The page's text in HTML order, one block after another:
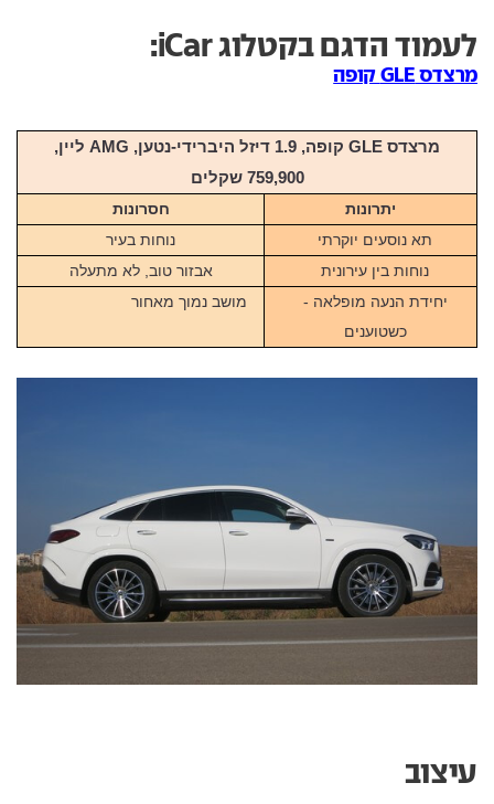
לעמוד הדגם בקטלוג iCar:
מרצדס GLE קופה
מרצדס GLE קופה, 1.9 דיזל היברידי-נטען, AMG ליין,
759,900 שקלים
יתרונות
חסרונות
תא נוסעים יוקרתי
נוחות בעיר
נוחות בין עירונית
אבזור טוב, לא מתעלה
יחידת הנעה מופלאה -
כשטוענים
מושב נמוך מאחור
עיצוב